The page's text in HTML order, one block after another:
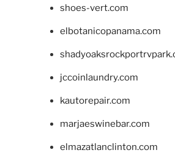
shoes-vert.com
elbotanicopanama.com
jccoinlaundry.com
kautorepair.com
marjaeswinebar.com
elmazatlanclinton.com